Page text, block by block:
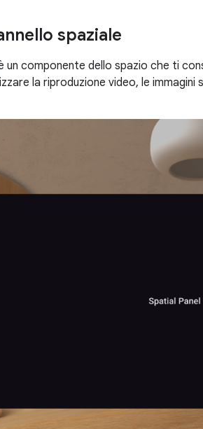
spaziale
un componente dello spazio che ti
la riproduzione video, le